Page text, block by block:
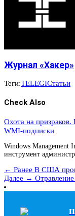
Журнал «Хакер»
Теги:TELEGIСтатьи
Check Also
Охота на призраков.
WMI-подписки
Windows
инструмент
← Ранее В США
Далее →